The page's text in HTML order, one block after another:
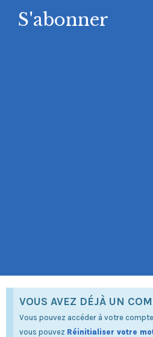
S'abonner
VOUS AVEZ DÉJÀ UN
Vous pouvez accéder à votre
vous pouvez Réinitialiser votre